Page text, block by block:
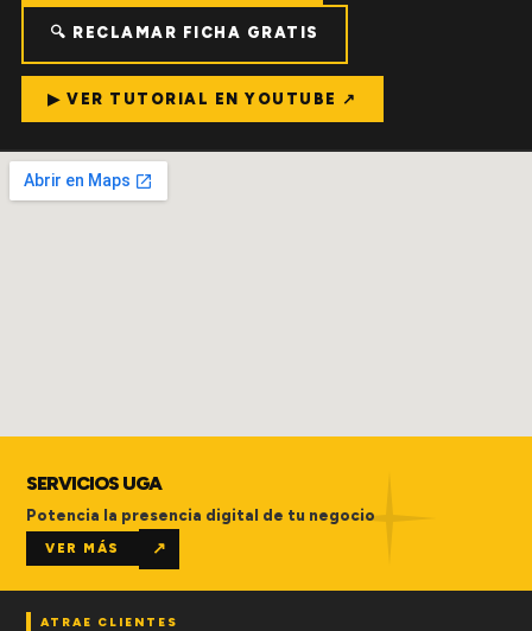
🔍 RECLAMAR FICHA GRATIS
▶ VER TUTORIAL EN YOUTUBE ↗
SERVICIOS UGA
Potencia la presencia digital de tu negocio
VER MÁS ↗
ATRAE CLIENTES